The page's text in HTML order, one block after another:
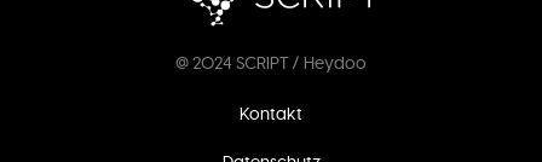
@ 2024 SCRIPT / Heydoo
Kontakt